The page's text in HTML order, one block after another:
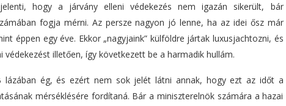
hogy a járvány elleni védekezés nem igazán sikerült, bár
fogja mérni. Az persze nagyon jó lenne, ha az idei ősz már
éppen egy éve. Ekkor „nagyjaink” külföldre jártak luxusjachtozni, és
illetően, így következett be a harmadik hullám.
lázában ég, és ezért nem sok jelét látni annak, hogy ezt az időt a
mérséklésére fordítaná. Bár a miniszterelnök számára a hazai